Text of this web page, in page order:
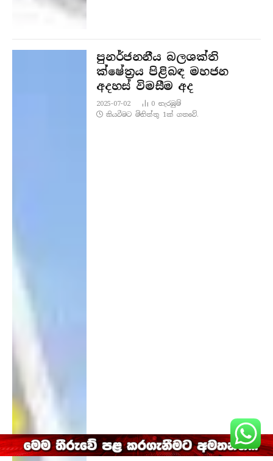
පුනර්ජනනීය බලශක්ති
ක්ෂේත්‍රය පිළිබඳ මහජන
අදහස් විමසීම අද
2025-07-02 0නැරඹු​ම්
කියවීමට මිනිත්තු 1ක් ගතවේ.